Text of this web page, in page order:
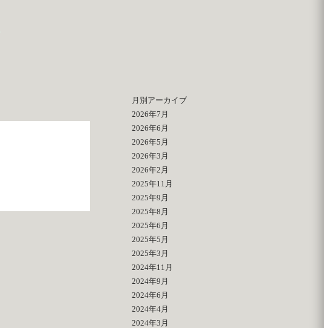
月別アーカイブ
2026年7月
2026年6月
2026年5月
2026年3月
2026年2月
2025年11月
2025年9月
2025年8月
2025年6月
2025年5月
2025年3月
2024年11月
2024年9月
2024年6月
2024年4月
2024年3月